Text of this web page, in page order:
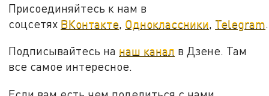
Присоединяйтесь к нам в
соцсетях ВКонтакте, Одноклассники, Telegram.
Подписывайтесь на наш канал в Дзене. Там
все самое интересное.